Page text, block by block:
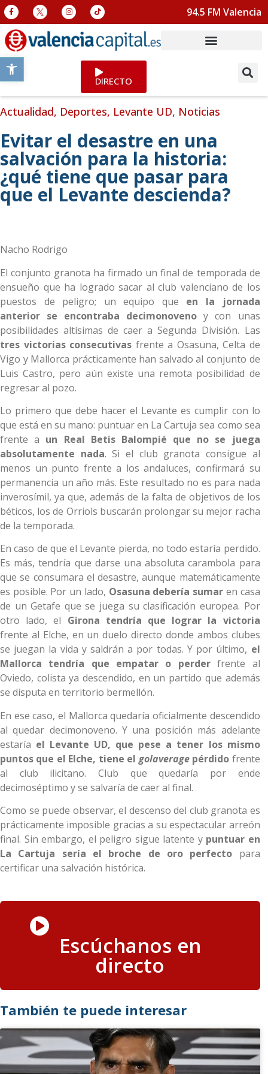
Abrir barra de herramientas
94.5 FM Valencia
DIRECTO
Actualidad, Deportes, Levante UD, Noticias
Evitar el desastre en una
salvación para la historia:
¿qué tiene que pasar para
que el Levante descienda?
Nacho Rodrigo
El conjunto granota ha firmado un final de temporada de
ensueño que ha logrado sacar al club valenciano de los
puestos de peligro; un equipo que en la jornada
anterior se encontraba decimonoveno y con unas
posibilidades altísimas de caer a Segunda División. Las
tres victorias consecutivas frente a Osasuna, Celta de
Vigo y Mallorca prácticamente han salvado al conjunto de
Luis Castro, pero aún existe una remota posibilidad de
regresar al pozo.
Lo primero que debe hacer el Levante es cumplir con lo
que está en su mano: puntuar en La Cartuja sea como sea
frente a un Real Betis Balompié que no se juega
absolutamente nada. Si el club granota consigue al
menos un punto frente a los andaluces, confirmará su
permanencia un año más. Este resultado no es para nada
inverosímil, ya que, además de la falta de objetivos de los
béticos, los de Orriols buscarán prolongar su mejor racha
de la temporada.
En caso de que el Levante pierda, no todo estaría perdido.
Es más, tendría que darse una absoluta carambola para
que se consumara el desastre, aunque matemáticamente
es posible. Por un lado, Osasuna debería sumar en casa
de un Getafe que se juega su clasificación europea. Por
otro lado, el Girona tendría que lograr la victoria
frente al Elche, en un duelo directo donde ambos clubes
se juegan la vida y saldrán a por todas. Y por último, el
Mallorca tendría que empatar o perderfrente al
Oviedo, colista ya descendido, en un partido que además
se disputa en territorio bermellón.
En ese caso, el Mallorca quedaría oficialmente descendido
al quedar decimonoveno. Y una posición más adelante
estaría el Levante UD, que pese a tener los mismo
puntos que el Elche, tiene el golaveragepérdido frente
al club ilicitano. Club que quedaría por ende
decimoséptimo y se salvaría de caer al final.
Como se puede observar, el descenso del club granota es
prácticamente imposible gracias a su espectacular arreón
final. Sin embargo, el peligro sigue latente ypuntuar en
La Cartuja sería el broche de oro perfecto para
certificar una salvación histórica.
Escúchanos en
directo
También te puede interesar